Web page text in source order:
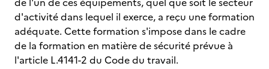
d'activité dans lequel il exerce, a reçu une formation
adéquate. Cette formation s'impose dans le cadre
de la formation en matière de sécurité prévue à
l'article L.4141-2 du Code du travail.